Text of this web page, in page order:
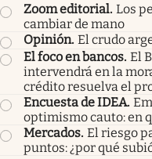
Zoom editorial. Los
cambiar de mano
Opinión. El crudo
El foco en bancos. El
intervendrá en la
crédito resuelva el
Encuesta de IDEA.
optimismo cauto: en
Mercados. El riesgo
puntos: ¿por qué